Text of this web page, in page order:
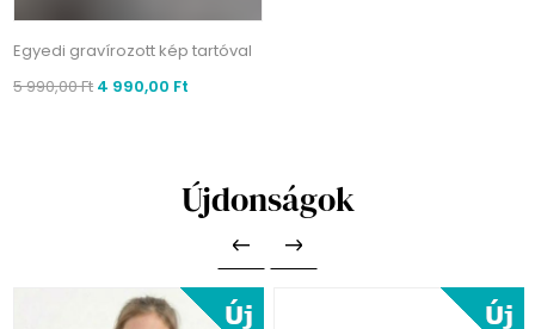
Egyedi gravírozott kép tartóval
5 990,00 Ft 4 990,00 Ft
Újdonságok